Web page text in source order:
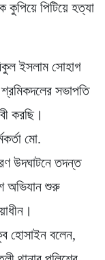
পিটিয়ে হত্যা
ইসলাম সোহাগ
সভাপতি
করছি।
মো.
উদঘাটনে তদন্ত
অভিযান শুরু
হোসাইন বলেন,